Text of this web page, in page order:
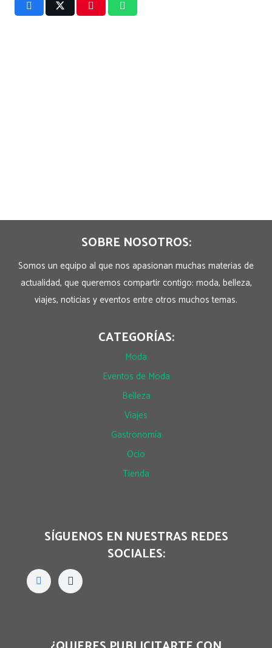
SOBRE NOSOTROS:
Somos un equipo al que nos apasionan muchas materias de
actualidad, que queremos compartir contigo: moda, belleza,
viajes, noticias y eventos entre otros muchos temas.
CATEGORÍAS:
Moda
Eventos de Moda
Belleza
Viajes
Gastronomía
Ocio
Tienda
SÍGUENOS EN NUESTRAS REDES
SOCIALES: